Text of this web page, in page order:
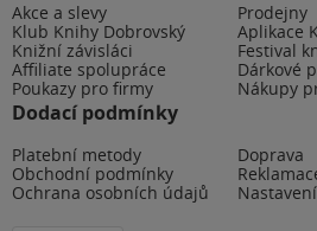
Akce a slevy
Prodejny
Klub Knihy Dobrovský
Aplikace
Knižní závisláci
Festival
Affiliate spolupráce
Dárkové
Poukazy pro firmy
Nákupy
Dodací podmínky
Platební metody
Doprava
Obchodní podmínky
Ochrana osobních údajů